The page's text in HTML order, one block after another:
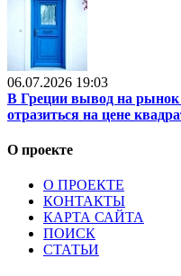
06.07.2026 19:03
В Греции вывод на
отразиться на цене
О проекте
О ПРОЕКТЕ
КОНТАКТЫ
КАРТА САЙТА
ПОИСК
СТАТЬИ